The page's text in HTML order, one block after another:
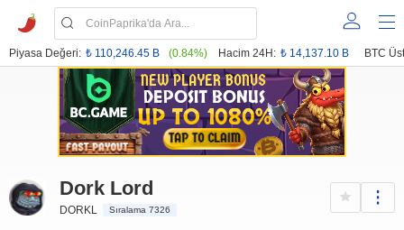
Piyasa Değeri: ₺ 110,246.45 B (0.84%) Hacim 24H: ₺ 14,137.10 B BTC
Dork Lord
DORKL Sıralama 7326